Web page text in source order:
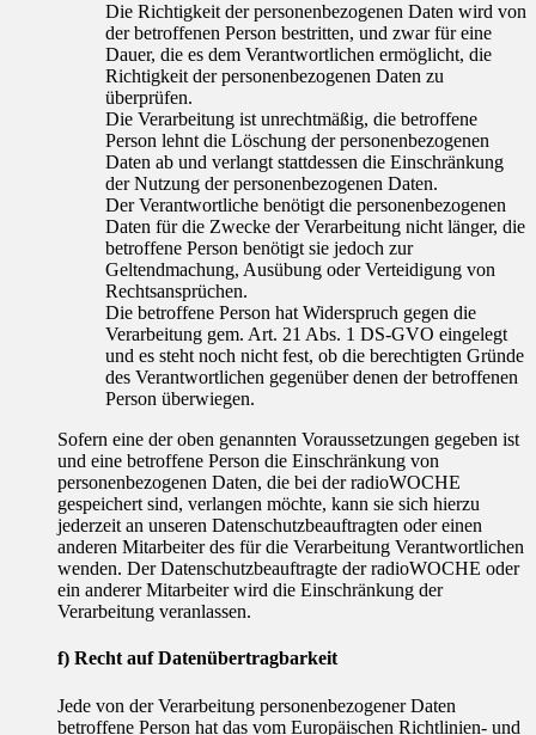
Die Richtigkeit der personenbezogenen Daten wird von
der betroffenen Person bestritten, und zwar für eine
Dauer, die es dem Verantwortlichen ermöglicht, die
Richtigkeit der personenbezogenen Daten zu
überprüfen.
Die Verarbeitung ist unrechtmäßig, die betroffene
Person lehnt die Löschung der personenbezogenen
Daten ab und verlangt stattdessen die Einschränkung
der Nutzung der personenbezogenen Daten.
Der Verantwortliche benötigt die personenbezogenen
Daten für die Zwecke der Verarbeitung nicht länger, die
betroffene Person benötigt sie jedoch zur
Geltendmachung, Ausübung oder Verteidigung von
Rechtsansprüchen.
Die betroffene Person hat Widerspruch gegen die
Verarbeitung gem. Art. 21 Abs. 1 DS-GVO eingelegt
und es steht noch nicht fest, ob die berechtigten Gründe
des Verantwortlichen gegenüber denen der betroffenen
Person überwiegen.
Sofern eine der oben genannten Voraussetzungen gegeben ist
und eine betroffene Person die Einschränkung von
personenbezogenen Daten, die bei der radioWOCHE
gespeichert sind, verlangen möchte, kann sie sich hierzu
jederzeit an unseren Datenschutzbeauftragten oder einen
anderen Mitarbeiter des für die Verarbeitung Verantwortlichen
wenden. Der Datenschutzbeauftragte der radioWOCHE oder
ein anderer Mitarbeiter wird die Einschränkung der
Verarbeitung veranlassen.
f) Recht auf Datenübertragbarkeit
Jede von der Verarbeitung personenbezogener Daten
betroffene Person hat das vom Europäischen Richtlinien- und